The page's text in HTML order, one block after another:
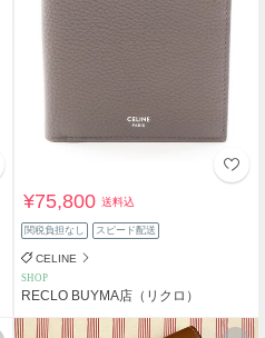
¥75,800送料込
関税負担なし スピード配送
CELINE
SHOP
RECLO BUYMA店（リクロ）